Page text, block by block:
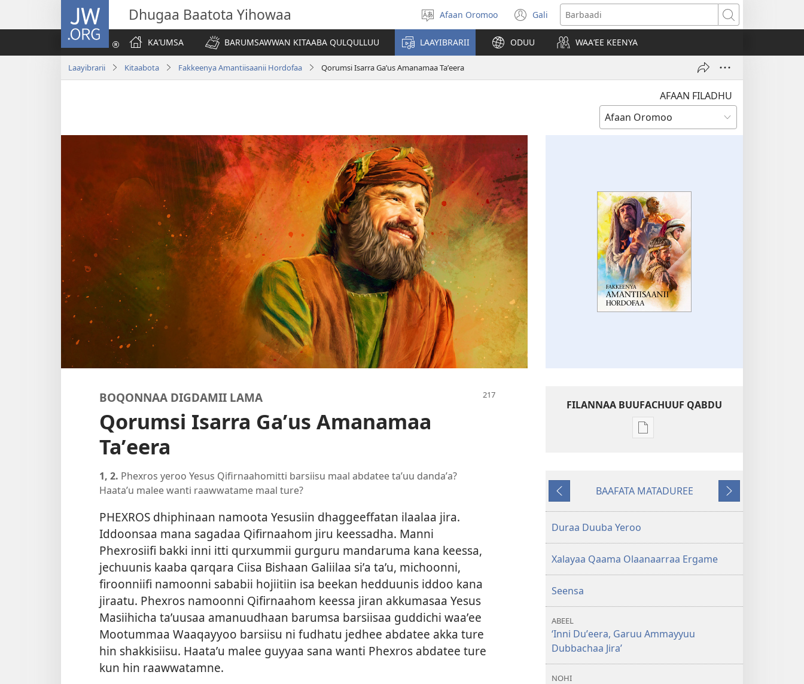
JW.ORG Dhugaa Baatota Yihowaa
Afaan
filadhu
Afaan Oromoo Gali
(opens
new
window)
Barbaadi
KAʼUMSA
BARUMSAWWAN KITAABA QULQULLUU LAAYIBRARII ODUU WAAʼEE KEENYA
Laayibrarii Kitaabota Fakkeenya Amantiisaanii Hordofaa Qorumsi Isarra Gaʼus Amanamaa Taʼeera
AFAAN FILADHU
BOQONNAA DIGDAMII LAMA
Qorumsi Isarra Gaʼus Amanamaa
Taʼeera
1, 2. Phexros yeroo Yesus Qifirnaahomitti barsiisu maal abdatee taʼuu dandaʼa?
Haataʼu malee wanti raawwatame maal ture?
PHEXROS dhiphinaan namoota Yesusiin dhaggeeffatan ilaalaa jira.
Iddoonsaa mana sagadaa Qifirnaahom jiru keessadha. Manni
Phexrosiifi bakki inni itti qurxummii gurguru mandaruma kana keessa,
jechuunis kaaba qarqara Ciisa Bishaan Galiilaa siʼa taʼu, michoonni,
firoonniifi namoonni sababii hojiitiin isa beekan hedduunis iddoo kana
jiraatu. Phexros namoonni Qifirnaahom keessa jiran akkumasaa Yesus
Masiihicha taʼuusaa amanuudhaan barumsa barsiisaa guddichi waaʼee
Mootummaa Waaqayyoo barsiisu ni fudhatu jedhee abdatee akka ture
hin shakkisiisu. Haataʼu malee guyyaa sana wanti Phexros abdatee ture
kun hin raawwatamne.
FILANNAA BUUFACHUUF QABDU
Filannaawwan
Fakkeenya
Deebiʼi
BAAFATA MATADUREE
Itti
Fufi
Duraa Duuba Yeroo
Xalayaa Qaama Olaanaarraa Ergame
Seensa
ABEEL
‘Inni Duʼeera, Garuu Ammayyuu
Dubbachaa Jira’
NOHI